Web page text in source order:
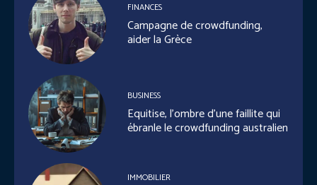
FINANCES
Campagne de crowdfunding,
aider la Grèce
BUSINESS
Equitise, l’ombre d’une faillite qui
ébranle le crowdfunding australien
IMMOBILIER